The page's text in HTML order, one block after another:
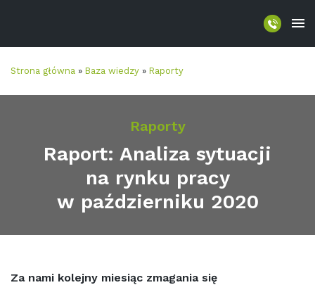
Strona główna » Baza wiedzy » Raporty
Raporty
Raport: Analiza sytuacji
na rynku pracy
w październiku 2020
Za nami kolejny miesiąc zmagania się